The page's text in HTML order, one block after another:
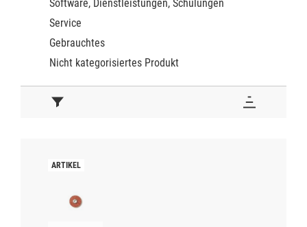
Software, Dienstleistungen, Schulungen
Service
Gebrauchtes
Nicht kategorisiertes Produkt